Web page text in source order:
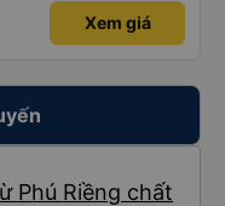
Xem giá
Phú Riềng chất